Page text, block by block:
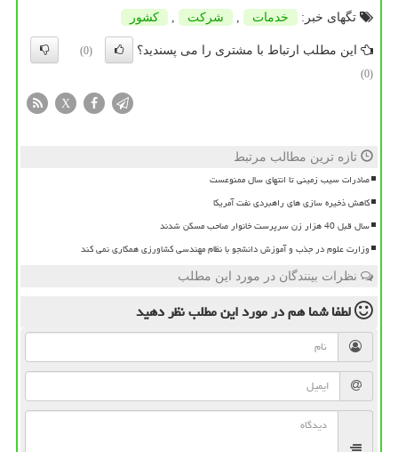
تگهای خبر:
خدمات , شركت , كشور
این مطلب ارتباط با مشتری را می پسندید؟
(0)
(0)
X
تازه ترین مطالب مرتبط
صادرات سیب زمینی تا انتهای سال ممنوعست
کاهش ذخیره سازی های راهبردی نفت آمریکا
سال قبل 40 هزار زن سرپرست خانوار صاحب مسکن شدند
وزارت علوم در جذب و آموزش دانشجو با نظام مهندسی کشاورزی همکاری نمی کند
نظرات بینندگان در مورد این مطلب
لطفا شما همدر مورد این مطلبنظر دهید